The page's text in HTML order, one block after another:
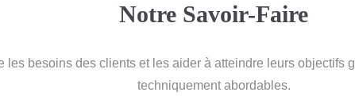
Notre Savoir-Faire
les besoins des clients et les aider à atteindre leurs objectifs
techniquement abordables.